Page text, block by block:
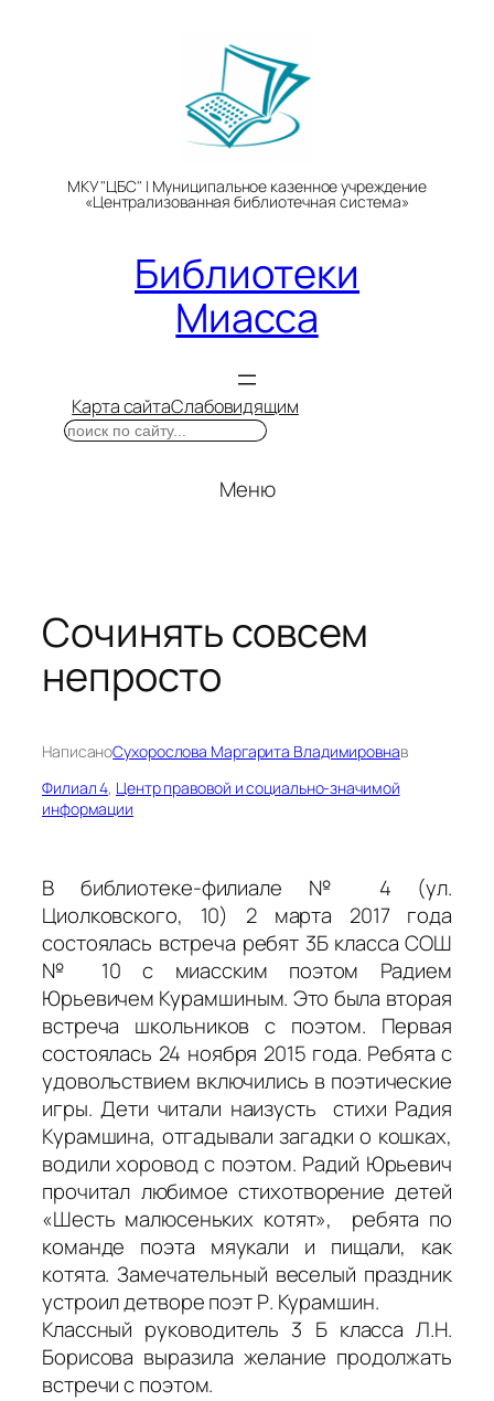
МКУ "ЦБС" | Муниципальное казенное учреждение
«Централизованная библиотечная система»
Библиотеки
Миасса
Карта сайтаСлабовидящим
Поиск
Меню
Сочинять совсем
непросто
НаписаноСухорослова Маргарита Владимировнав
Филиал 4, Центр правовой и социально-значимой
информации
В библиотеке-филиале № 4 (ул.
Циолковского, 10) 2 марта 2017 года
состоялась встреча ребят 3Б класса СОШ
№ 10 с миасским поэтом Радием
Юрьевичем Курамшиным. Это была вторая
встреча школьников с поэтом. Первая
состоялась 24 ноября 2015 года. Ребята с
удовольствием включились в поэтические
игры. Дети читали наизусть стихи Радия
Курамшина, отгадывали загадки о кошках,
водили хоровод с поэтом. Радий Юрьевич
прочитал любимое стихотворение детей
«Шесть малюсеньких котят», ребята по
команде поэта мяукали и пищали, как
котята. Замечательный веселый праздник
устроил детворе поэт Р. Курамшин.
Классный руководитель 3 Б класса Л.Н.
Борисова выразила желание продолжать
встречи с поэтом.